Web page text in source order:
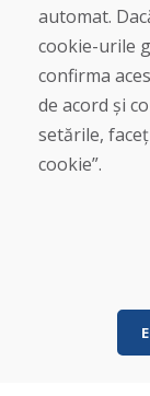
automat.
cookie-urile
confirma
de acord și
setările,
cookie”.